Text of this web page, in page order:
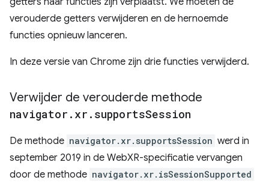
verouderde getters verwijderen en de hernoemde
functies opnieuw lanceren.
In deze versie van Chrome zijn drie functies verwijderd.
Verwijder de verouderde methode
navigator . xr . supportsSession
De methode navigator.xr.supportsSession werd in
september 2019 in de WebXR-specificatie vervangen
door de methode navigator.xr.isSessionSupported